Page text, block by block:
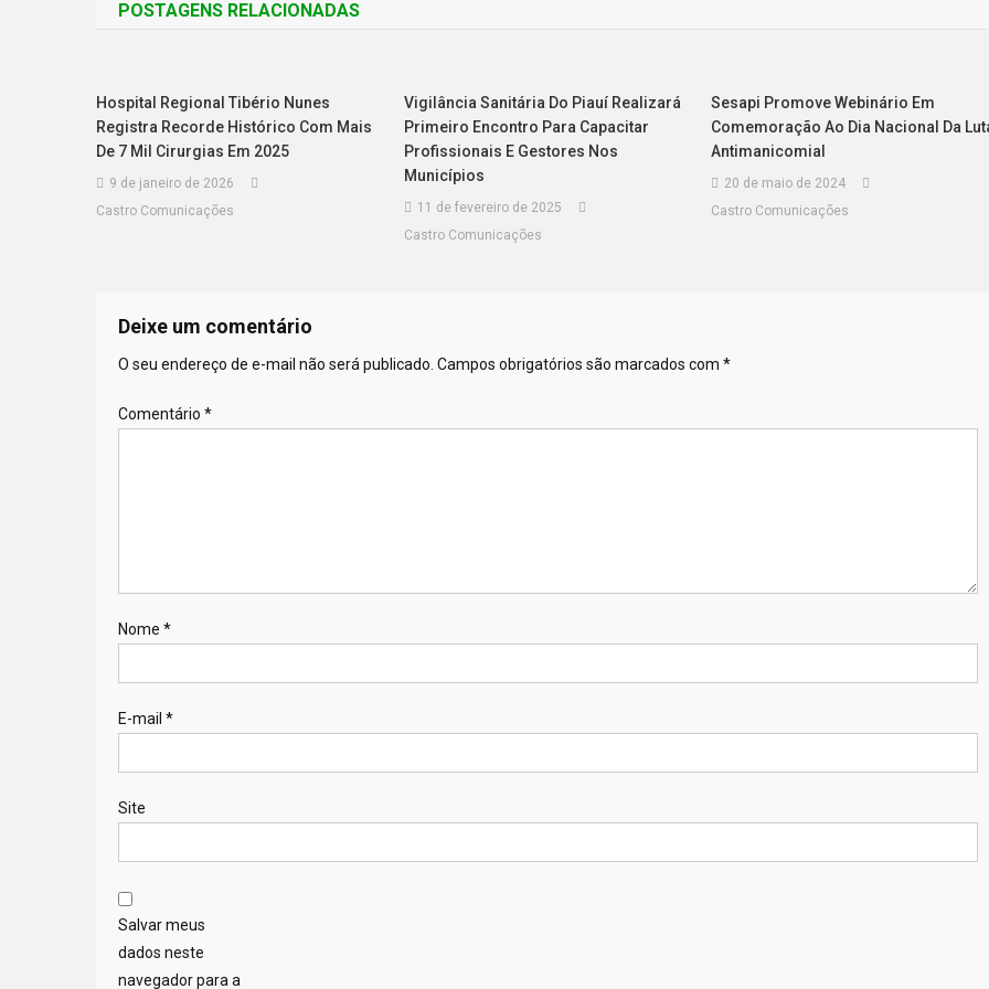
POSTAGENS RELACIONADAS
Hospital Regional Tibério Nunes
Registra Recorde Histórico Com Mais
De 7 Mil Cirurgias Em 2025
9 de janeiro de 2026
Castro Comunicações
Vigilância Sanitária Do Piauí Realizará
Primeiro Encontro Para Capacitar
Profissionais E Gestores Nos
Municípios
11 de fevereiro de 2025
Castro Comunicações
Sesapi Promove Webinário Em
Comemoração Ao Dia Nacional Da
Antimanicomial
20 de maio de 2024
Castro Comunicações
Deixe um comentário
O seu endereço de e-mail não será publicado. Campos obrigatórios são marcados com *
Comentário *
Nome *
E-mail *
Site
Salvar meus
dados neste
navegador para a